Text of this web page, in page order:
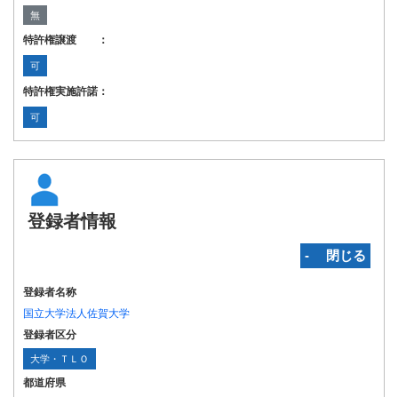
無
特許権譲渡 ：
可
特許権実施許諾：
可
登録者情報
‐ 閉じる
登録者名称
国立大学法人佐賀大学
登録者区分
大学・ＴＬＯ
都道府県